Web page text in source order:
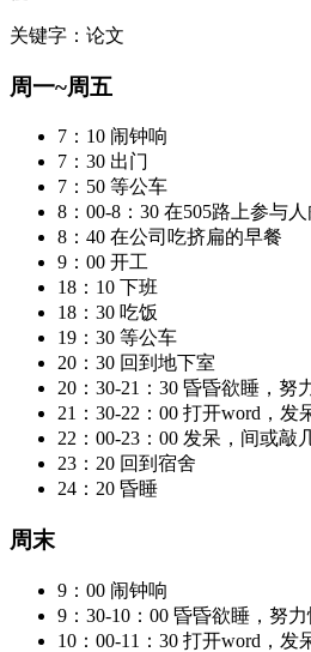
关键字：论文
周一~周五
7：10 闹钟响
7：30 出门
7：50 等公车
8：00-8：30 在505路上参与
8：40 在公司吃挤扁的早餐
9：00 开工
18：10 下班
18：30 吃饭
19：30 等公车
20：30 回到地下室
20：30-21：30 昏昏欲睡，努
21：30-22：00 打开word，发
22：00-23：00 发呆，间或敲
23：20 回到宿舍
24：20 昏睡
周末
9：00 闹钟响
9：30-10：00 昏昏欲睡，努
10：00-11：30 打开word，发